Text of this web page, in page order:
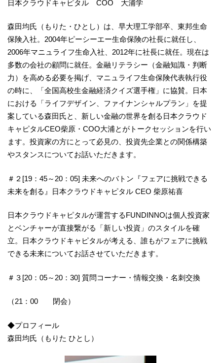
日本クラウドキャピタル COO 大浦学
森田均氏（もりた・ひとし）は、早大理工学部卒、東邦生命
保険入社。2004年ピーシーエー生命保険の社長に就任し、
2006年マニュライフ生命入社、2012年に社長に就任。現在は
多数の会社の顧問に就任。金融リテラシー（金融知識・判断
力）を高める必要を掲げ、マニュライフ生命保険代表執行役
の時に、「全国高校生金融経済クイズ選手権」に協賛。日本
における「ライフデザイン、ファイナンシャルプラン」を提
案している森田氏と、新しい金融の世界を創る日本クラウド
キャピタルCEO柴原・COO大浦とがトークセッションを行い
ます。投資家の方にとって必見の、投資先企業との関係構築
やスタンスについてお話いただきます。
＃２[19：45～20：05] 未来へのバトン『フェアに挑戦できる
未来を創る』日本クラウドキャピタル CEO 柴原祐喜
日本クラウドキャピタルが運営するFUNDINNOは個人投資家
とベンチャーが直接繋がる「新しい投資」のスタイルを確
立。日本クラウドキャピタルが考える、誰もがフェアに挑戦
できる未来についてお話させていただきます。
＃３[20：05～20：30] 質問コーナー・情報交換・名刺交換
（21：00 閉会）
◆プロフィール
森田均氏（もりた ひとし）